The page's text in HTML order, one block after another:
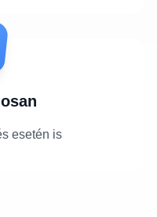
esetén is